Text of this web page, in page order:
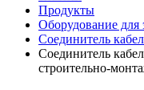
Продукты
Оборудование для
Соединитель
Соединитель
строительно-